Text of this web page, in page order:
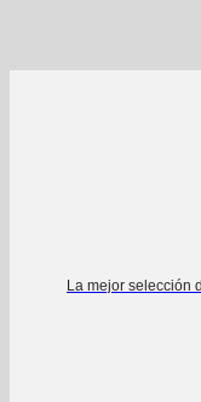
La mejor selección